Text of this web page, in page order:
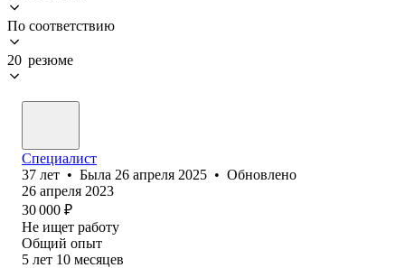
По соответствию
20 резюме
Специалист
37 лет • Была 26 апреля 2025 • Обновлено
26 апреля 2023
30 000 ₽
Не ищет работу
Общий опыт
5 лет 10 месяцев